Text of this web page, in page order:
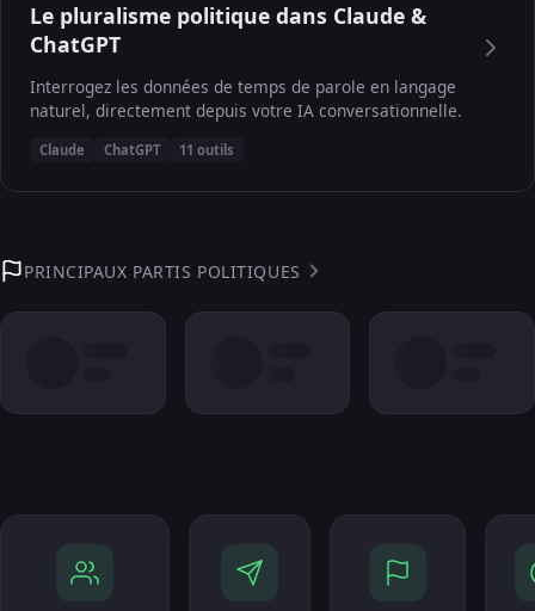
Le pluralisme politique dans Claude &
ChatGPT
Interrogez les données de temps de parole en langage
naturel, directement depuis votre IA conversationnelle.
Claude ChatGPT 11 outils
PRINCIPAUX PARTIS POLITIQUES